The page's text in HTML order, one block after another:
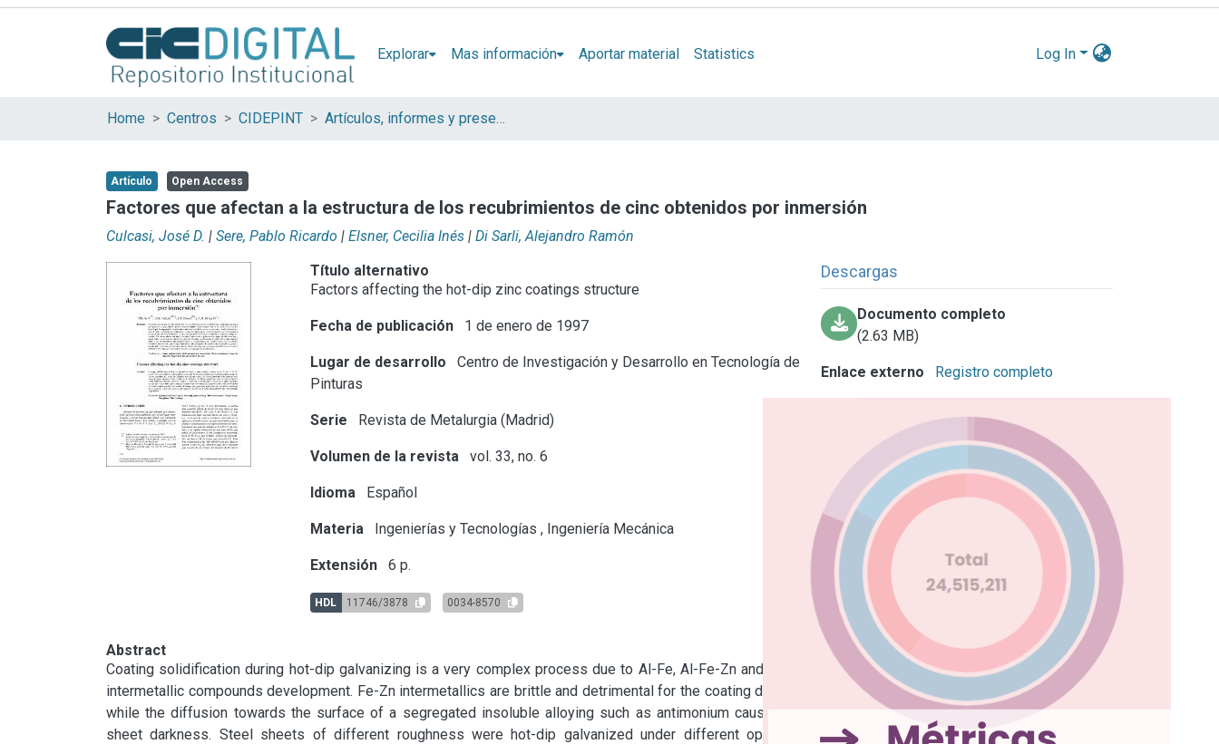
Explorar Mas información Aportar material Statistics Log In
Home Centros CIDEPINT Artículos, informes y presentaciones en Congresos
Artículo Open Access
Factores que afectan a la estructura de los recubrimientos de cinc obtenidos por inmersión
Culcasi, José D. | Sere, Pablo Ricardo | Elsner, Cecilia Inés | Di Sarli, Alejandro Ramón
Título alternativo
Factors affecting the hot-dip zinc coatings structure
Fecha de publicación 1 de enero de 1997
Lugar de desarrollo
Centro de Investigación y Desarrollo en Tecnología de
Pinturas
Serie Revista de Metalurgia (Madrid)
Volumen de la revista vol. 33, no. 6
Idioma Español
Materia Ingenierías y Tecnologías, Ingeniería Mecánica
Extensión 6 p.
HDL 11746/3878 0034-8570
Descargas
Documento completo
(2.63 MB)
Enlace externo Registro completo
Abstract
Coating solidification during hot-dip galvanizing is a very complex process due to Al-Fe, Al-Fe-Zn and Fe-Zn
intermetallic compounds development. Fe-Zn intermetallics are brittle and detrimental for the coating ductility,
while the diffusion towards the surface of a segregated insoluble alloying such as antimonium causes the
sheet darkness. Steel sheets of different roughness were hot-dip galvanized under different operation